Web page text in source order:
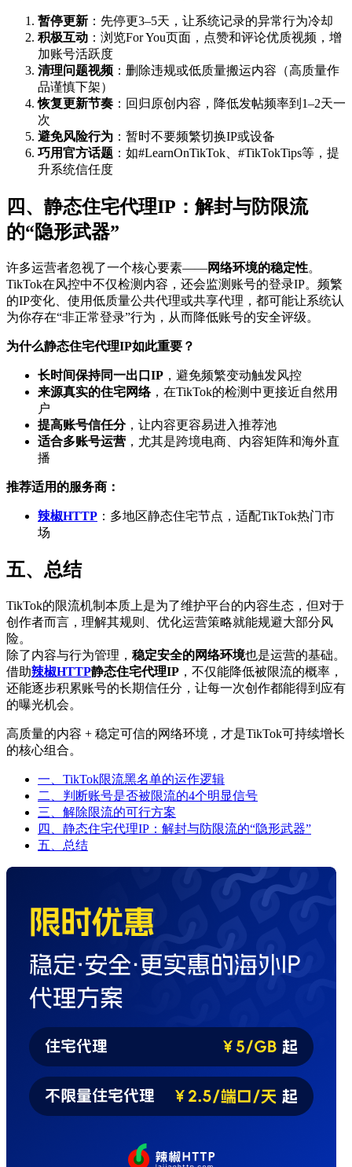
暂停更新 ：先停更3–5天，让系统记录的异常行为冷却
积极互动 ：浏览For You页面，点赞和评论优质视频，增
加账号活跃度
清理问题视频 ：删除违规或低质量搬运内容（高质量作
品谨慎下架）
恢复更新节奏 ：回归原创内容，降低发帖频率到1–2天一
次
避免风险行为 ：暂时不要频繁切换IP或设备
巧用官方话题 ：如#LearnOnTikTok、#TikTokTips等，提
升系统信任度
四、静态住宅代理IP：解封与防限流
的“隐形武器”
许多运营者忽视了一个核心要素——网络环境的稳定性。
TikTok在风控中不仅检测内容，还会监测账号的登录IP。频繁
的IP变化、使用低质量公共代理或共享代理，都可能让系统认
为你存在“非正常登录”行为，从而降低账号的安全评级。
为什么静态住宅代理IP如此重要？
长时间保持同一出口IP ，避免频繁变动触发风控
来源真实的住宅网络，在TikTok的检测中更接近自然用
户
提高账号信任分，让内容更容易进入推荐池
适合多账号运营 ，尤其是跨境电商、内容矩阵和海外直
播
推荐适用的服务商：
辣椒HTTP ：多地区静态住宅节点，适配TikTok热门市
场
五、总结
TikTok的限流机制本质上是为了维护平台的内容生态，但对于
创作者而言，理解其规则、优化运营策略就能规避大部分风
险。
除了内容与行为管理， 稳定安全的网络环境也是运营的基础。
借助辣椒HTTP静态住宅代理IP ，不仅能降低被限流的概率，
还能逐步积累账号的长期信任分，让每一次创作都能得到应有
的曝光机会。
高质量的内容 + 稳定可信的网络环境，才是TikTok可持续增长
的核心组合。
一、TikTok限流黑名单的运作逻辑
二、判断账号是否被限流的4个明显信号
三、解除限流的可行方案
四、静态住宅代理IP：解封与防限流的“隐形武器”
五、总结